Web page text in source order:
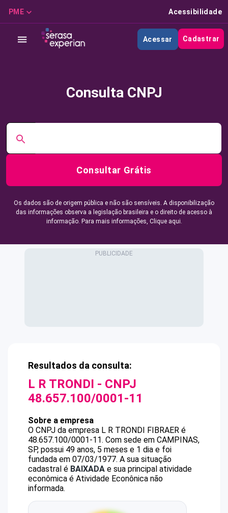
PME Acessibilidade
Acessar Cadastrar
Consulta CNPJ
Consultar Grátis
Os dados são de origem pública e não são sensíveis. A disponibilização
das informações observa a legislação brasileira e o direito de acesso à
informação. Para mais informações, Clique aqui.
Resultados da consulta:
L R TRONDI - CNPJ
48.657.100/0001-11
Sobre a empresa
O CNPJ da empresa L R TRONDI FIBRAER é
48.657.100/0001-11. Com sede em CAMPINAS,
SP, possui 49 anos, 5 meses e 1 dia e foi
fundada em 07/03/1977. A sua situação
cadastral é BAIXADA e sua principal atividade
econômica é Atividade Econônica não
informada.